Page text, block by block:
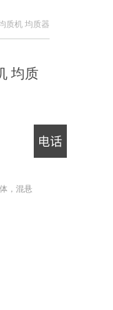
质机 均质器
均质
，混悬